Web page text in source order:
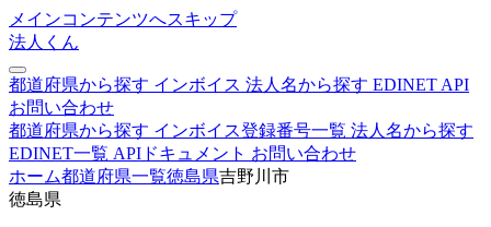
メインコンテンツへスキップ
法人くん
都道府県から探す インボイス 法人名から探す EDINET API
お問い合わせ
都道府県から探す インボイス登録番号一覧 法人名から探す
EDINET一覧 APIドキュメント お問い合わせ
ホーム都道府県一覧徳島県吉野川市
徳島県